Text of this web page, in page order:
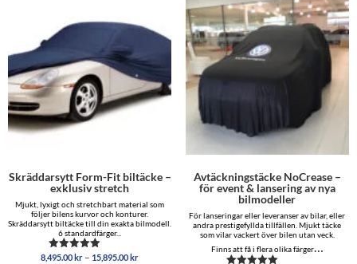
Skräddarsytt Form-Fit biltäcke –
exklusiv stretch
Mjukt, lyxigt och stretchbart material som
följer bilens kurvor och konturer.
Skräddarsytt biltäcke till din exakta bilmodell.
6 standardfärger...
Betygsatt
8,495.00kr – 15,895.00krPrisintervall:
Avtäckningstäcke NoCrease –
för event & lansering av nya
bilmodeller
För lanseringar eller leveranser av bilar, eller
andra prestigefyllda tillfällen. Mjukt täcke
som vilar vackert över bilen utan veck.
Finns att få i flera olika färger…